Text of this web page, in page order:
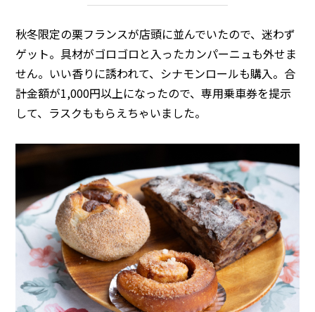
秋冬限定の栗フランスが店頭に並んでいたので、迷わず
ゲット。具材がゴロゴロと入ったカンパーニュも外せま
せん。いい香りに誘われて、シナモンロールも購入。合
計金額が1,000円以上になったので、専用乗車券を提示
して、ラスクももらえちゃいました。